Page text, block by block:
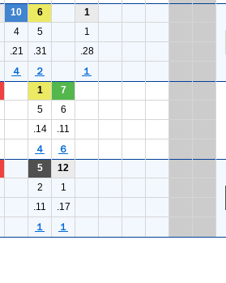
10 6 1
4 5
1
.21 .31
.28
４ ２ １
1
7
5
6
.14
.11
４ ６
5 12
2
1
.11
.17
１ １